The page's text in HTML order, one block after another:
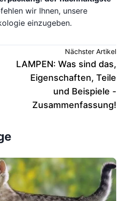
wir Ihnen, unsere
einzugeben.
Nächster Artikel
LAMPEN: Was sind das,
Eigenschaften, Teile
und Beispiele -
Zusammenfassung!